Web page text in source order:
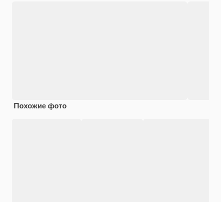
Похожие фото